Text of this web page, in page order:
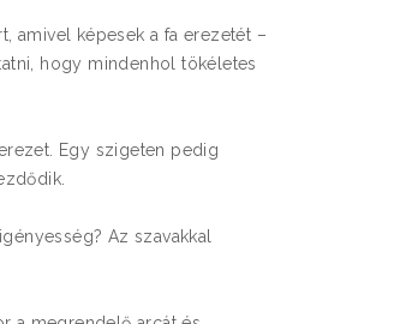
amivel képesek a fa erezetét –
hogy mindenhol tökéletes
Egy szigeten pedig
Az szavakkal